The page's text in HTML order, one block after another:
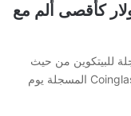
تسجل 80 ألف دولار كأقصى ألم مع
للبيتكوين من حيث
الفائدة المفتوحة، وفقًا لإحصائيات موقع Coinglass.com المسجلة يوم